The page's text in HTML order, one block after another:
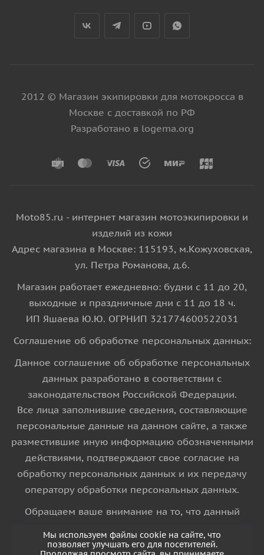
2012 © Магазин экипировки для мотокросса в
Москве с доставкой по РФ
Разработано в logema.org
Moto85.ru - интернет магазин мотоэкипировки и
изделий из кожи
Адрес магазина в Москве: 115193, м.Кожуховская,
ул. Петра Романова, д.6.
Магазин работает ежедневно: будни с 11 до 20,
выходные и праздничные дни с 11 до 18 ч.
ИП Яшаева Ю.Ю. ОГРНИП 321774600522031
Соглашение об обработке персональных данных:
Данное соглашение об обработке персональных
данных разработано в соответствии с
законодательством Российской Федерации.
Все лица заполнившие сведения, составляющие
персональные данные на данном сайте, а также
разместившие иную информацию обозначенными
действиями, подтверждают свое согласие на
обработку персональных данных и их передачу
оператору обработки персональных данных.
Обращаем ваше внимание на то, что данный
информационный характер и ни при каких
Мы используем файлы cookie на сайте, что
позволяет улучшать его для посетителей.